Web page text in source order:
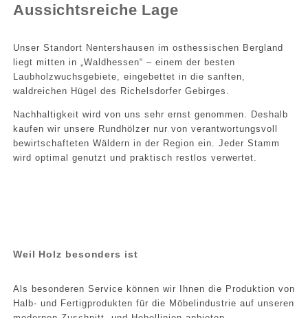
Aussichtsreiche Lage
Unser Standort Nentershausen im osthessischen Bergland
liegt mitten in „Waldhessen“ – einem der besten
Laubholzwuchsgebiete, eingebettet in die sanften,
waldreichen Hügel des Richelsdorfer Gebirges.
Nachhaltigkeit wird von uns sehr ernst genommen. Deshalb
kaufen wir unsere Rundhölzer nur von verantwortungsvoll
bewirtschafteten Wäldern in der Region ein. Jeder Stamm
wird optimal genutzt und praktisch restlos verwertet.
Weil Holz besonders ist
Als besonderen Service können wir Ihnen die Produktion von
Halb- und Fertigprodukten für die Möbelindustrie auf unseren